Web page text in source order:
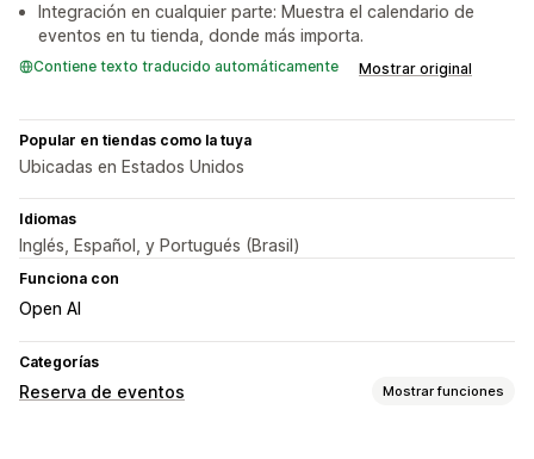
Integración en cualquier parte: Muestra el calendario de
eventos en tu tienda, donde más importa.
Contiene texto traducido automáticamente Mostrar original
Popular en tiendas como la tuya
Ubicadas en Estados Unidos
Idiomas
Inglés, Español, y Portugués (Brasil)
Funciona con
Open AI
Categorías
Reserva de eventos Mostrar funciones